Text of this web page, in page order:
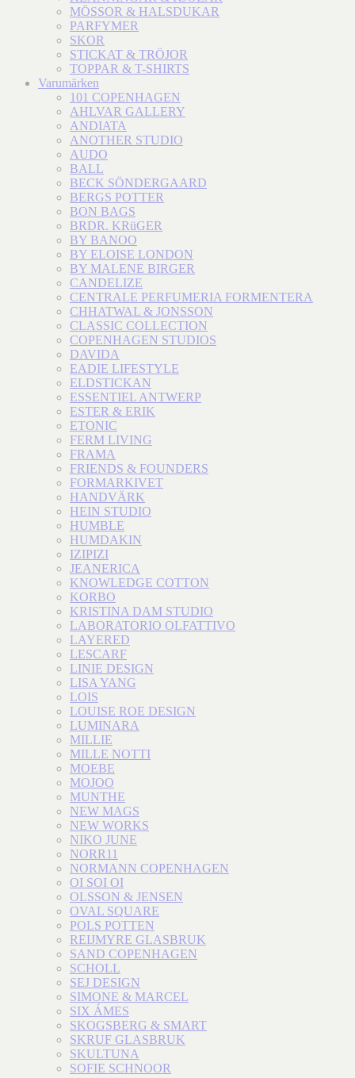
MÖSSOR & HALSDUKAR
PARFYMER
SKOR
STICKAT & TRÖJOR
TOPPAR & T-SHIRTS
Varumärken
101 COPENHAGEN
AHLVAR GALLERY
ANDIATA
ANOTHER STUDIO
AUDO
BALL
BECK SÖNDERGAARD
BERGS POTTER
BON BAGS
BRDR. KRüGER
BY BANOO
BY ELOISE LONDON
BY MALENE BIRGER
CANDELIZE
CENTRALE PERFUMERIA FORMENTERA
CHHATWAL & JONSSON
CLASSIC COLLECTION
COPENHAGEN STUDIOS
DAVIDA
EADIE LIFESTYLE
ELDSTICKAN
ESSENTIEL ANTWERP
ESTER & ERIK
ETONIC
FERM LIVING
FRAMA
FRIENDS & FOUNDERS
FORMARKIVET
HANDVÄRK
HEIN STUDIO
HUMBLE
HUMDAKIN
IZIPIZI
JEANERICA
KNOWLEDGE COTTON
KORBO
KRISTINA DAM STUDIO
LABORATORIO OLFATTIVO
LAYERED
LESCARF
LINIE DESIGN
LISA YANG
LOIS
LOUISE ROE DESIGN
LUMINARA
MILLIE
MILLE NOTTI
MOEBE
MOJOO
MUNTHE
NEW MAGS
NEW WORKS
NIKO JUNE
NORR11
NORMANN COPENHAGEN
OI SOI OI
OLSSON & JENSEN
OVAL SQUARE
POLS POTTEN
REIJMYRE GLASBRUK
SAND COPENHAGEN
SCHOLL
SEJ DESIGN
SIMONE & MARCEL
SIX ÁMES
SKOGSBERG & SMART
SKRUF GLASBRUK
SKULTUNA
SOFIE SCHNOOR